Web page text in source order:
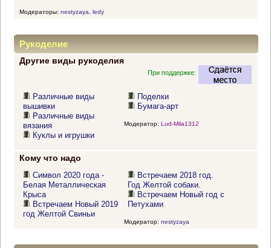
Модераторы: nestyzaya ledy
Рукоделие
Другие виды рукоделия
При поддержке:
Различные виды
вышивки
Различные виды
вязания
Куклы и игрушки
Поделки
Бумага-арт
Модератор: Lud-Mila1312
Кому что надо
Символ 2020 года -
Белая Металлическая
Крыса
Встречаем Новый 2019
год Желтой Свиньи
Встречаем 2018 год.
Год Желтой собаки.
Встречаем Новый год с
Петухами
Модератор: nestyzaya